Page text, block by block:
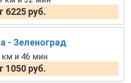
6225 руб.
- Зеленоград
км и 46 мин
1050 руб.